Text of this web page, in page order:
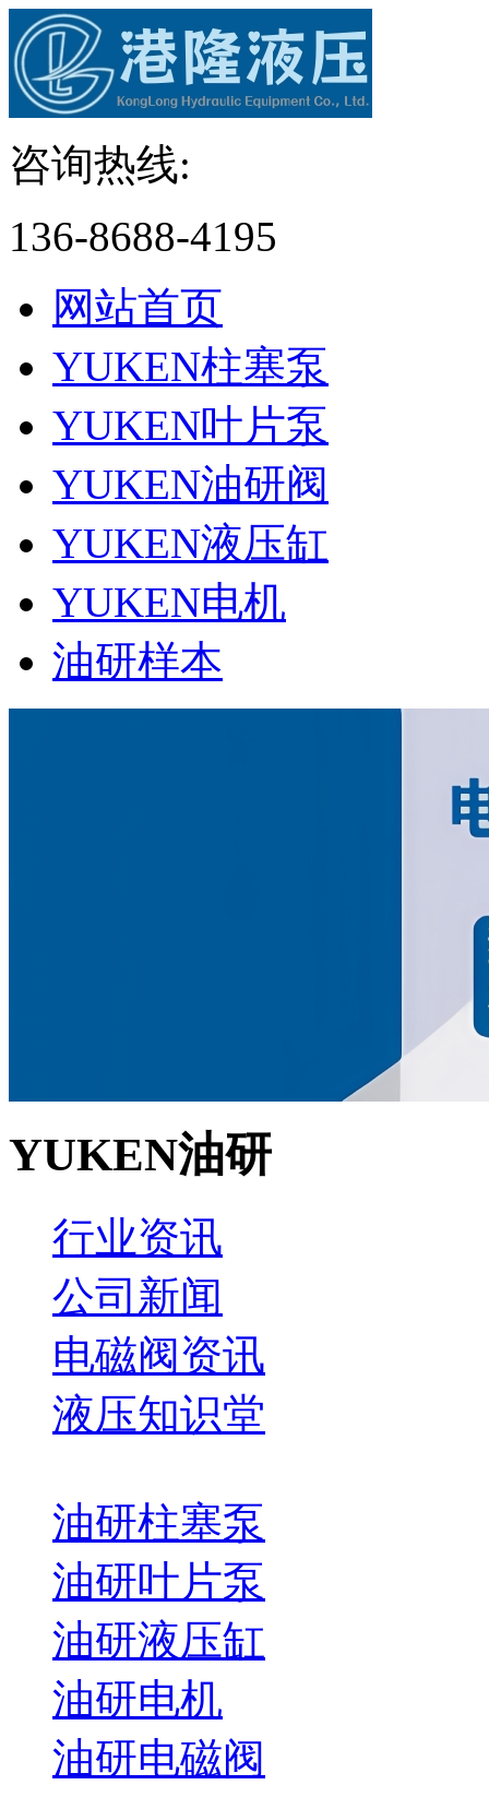
咨询热线:
136-8688-4195
网站首页
YUKEN柱塞泵
YUKEN叶片泵
YUKEN油研阀
YUKEN液压缸
YUKEN电机
油研样本
YUKEN油研
行业资讯
公司新闻
电磁阀资讯
液压知识堂
油研柱塞泵
油研叶片泵
油研液压缸
油研电机
油研电磁阀